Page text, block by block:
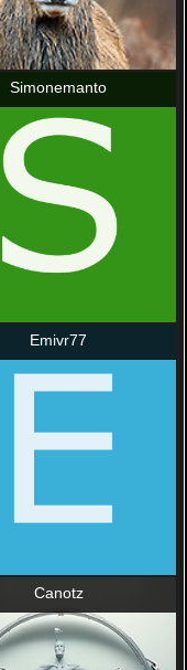
Simonemanto
Emivr77
Canotz